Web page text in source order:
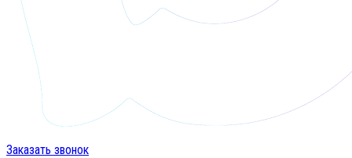
Заказать звонок